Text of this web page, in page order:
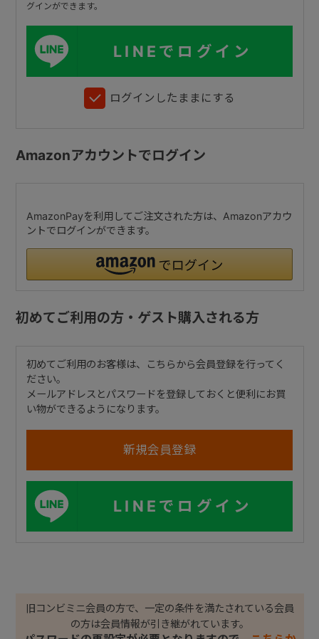
グインができます。
LINEでログイン
ログインしたままにする
Amazonアカウントでログイン
AmazonPayを利用してご注文された方は、Amazonアカウ
ントでログインができます。
初めてご利用の方・ゲスト購入される方
初めてご利用のお客様は、こちらから会員登録を行ってく
ださい。
メールアドレスとパスワードを登録しておくと便利にお買
い物ができるようになります。
LINEでログイン
旧コンビミニ会員の方で、一定の条件を満たされている会員
の方は会員情報が引き継がれています。